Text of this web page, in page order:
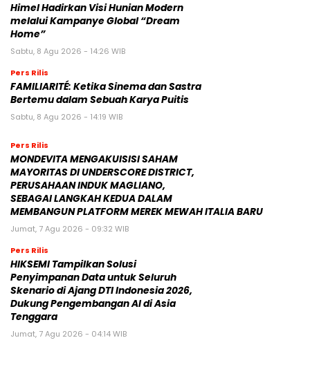
Himel Hadirkan Visi Hunian Modern
melalui Kampanye Global “Dream
Home”
Sabtu, 8 Agu 2026 - 14:26 WIB
Pers Rilis
FAMILIARITÉ: Ketika Sinema dan Sastra
Bertemu dalam Sebuah Karya Puitis
Sabtu, 8 Agu 2026 - 14:19 WIB
Pers Rilis
MONDEVITA MENGAKUISISI SAHAM
MAYORITAS DI UNDERSCORE DISTRICT,
PERUSAHAAN INDUK MAGLIANO,
SEBAGAI LANGKAH KEDUA DALAM
MEMBANGUN PLATFORM MEREK MEWAH ITALIA BARU
Jumat, 7 Agu 2026 - 09:32 WIB
Pers Rilis
HIKSEMI Tampilkan Solusi
Penyimpanan Data untuk Seluruh
Skenario di Ajang DTI Indonesia 2026,
Dukung Pengembangan AI di Asia
Tenggara
Jumat, 7 Agu 2026 - 04:14 WIB